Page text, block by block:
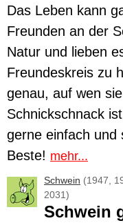
Das Leben kann
Freunden an der
Natur und lieben
Freundeskreis zu
genau, auf wen
Schnickschnack
gerne einfach und
Beste! mehr...
Schwein (1947,
2031)
Schwein